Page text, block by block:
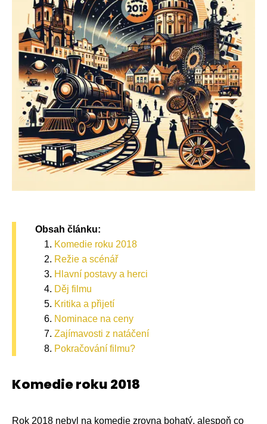
Obsah článku:
Komedie roku 2018
Režie a scénář
Hlavní postavy a herci
Děj filmu
Kritika a přijetí
Nominace na ceny
Zajímavosti z natáčení
Pokračování filmu?
Komedie roku 2018
Rok 2018 nebyl na komedie zrovna bohatý, alespoň co